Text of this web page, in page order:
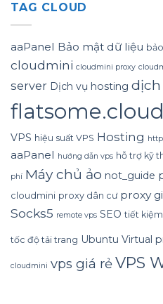
TAG CLOUD
aaPanel Bảo mật dữ liệu
cloudmini cloudmini proxy
server Dịch vụ hosting dịch
VPS hiệu suất VPS Hosting
aaPanel hướng dẫn vps hỗ trợ kỹ
phí Máy chủ ảo not_guide
cloudmini proxy dân cư proxy
Socks5 remote vps SEO tiết
tốc độ tải trang Ubuntu Virtual
cloudmini vps giá rẻVPS